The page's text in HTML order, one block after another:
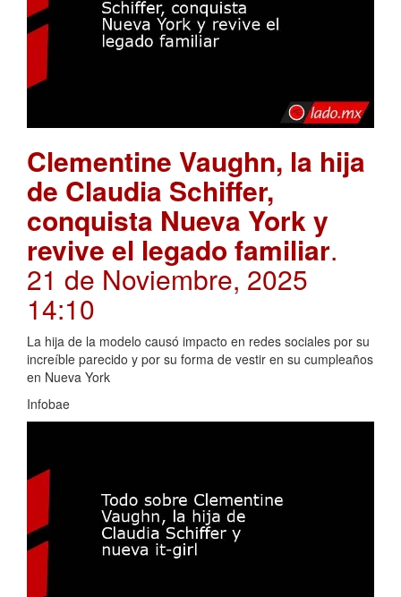
Clementine Vaughn, la hija
de Claudia Schiffer,
conquista Nueva York y
revive el legado familiar.
21 de Noviembre, 2025
14:10
La hija de la modelo causó impacto en redes sociales por su
increíble parecido y por su forma de vestir en su cumpleaños
en Nueva York
Infobae